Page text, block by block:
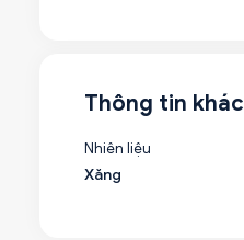
Thông tin khác
Nhiên liệu
Xăng